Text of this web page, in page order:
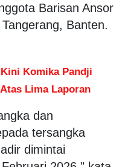
Barisan Ansor
Banten.
Komika Pandji
Lima Laporan
dan
tersangka
dimintai